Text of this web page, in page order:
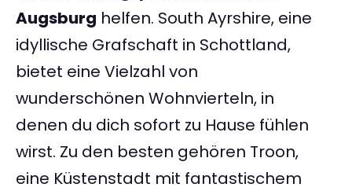
Augsburg helfen. South Ayrshire, eine
idyllische Grafschaft in Schottland,
bietet eine Vielzahl von
wunderschönen Wohnvierteln, in
denen du dich sofort zu Hause fühlen
wirst. Zu den besten gehören Troon,
eine Küstenstadt mit fantastischem